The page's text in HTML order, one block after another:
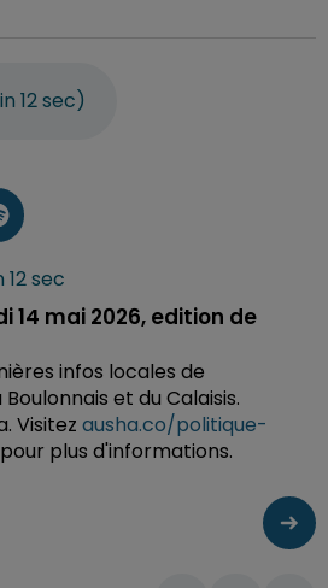
12 sec)
sec
14 mai 2026, edition de
infos locales de
et du Calaisis.
Visitez ausha.co/politique-
pour plus d'informations.